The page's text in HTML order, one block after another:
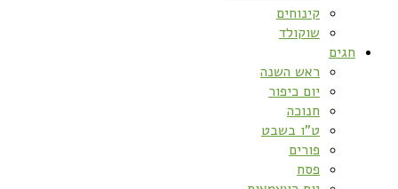
קינוחים
שוקולד
חגים
ראש השנה
יום כיפור
חנוכה
ט”ו בשבט
פורים
פסח